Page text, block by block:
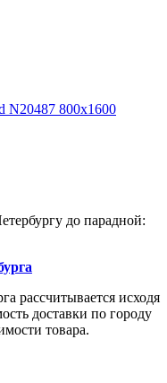
N20487 800x1600
до парадной:
рассчитывается исходя
доставки по городу
товара.